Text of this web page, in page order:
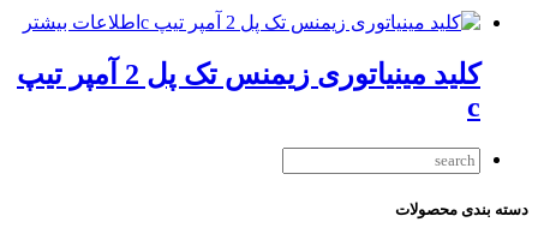
اطلاعات بیشتر
کلید مینیاتوری زیمنس تک پل 2 آمپر تیپ
c
دسته بندی محصولات